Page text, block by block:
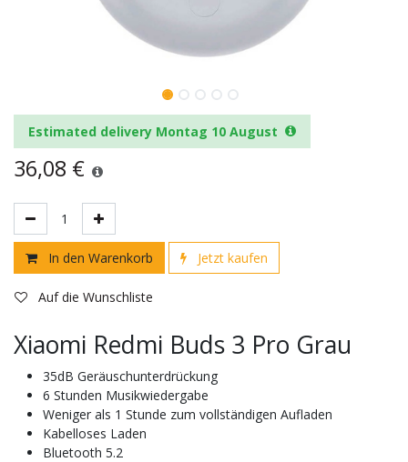
Estimated delivery Montag 10 August
36,08 €
In den Warenkorb Jetzt kaufen
Auf die Wunschliste
Xiaomi Redmi Buds 3 Pro Grau
35dB Geräuschunterdrückung
6 Stunden Musikwiedergabe
Weniger als 1 Stunde zum vollständigen Aufladen
Kabelloses Laden
Bluetooth 5.2